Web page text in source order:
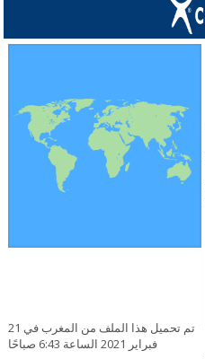
تم تحميل هذا الملف من المغرب في 21
فبراير 2021 الساعة 6:43 صباحًا